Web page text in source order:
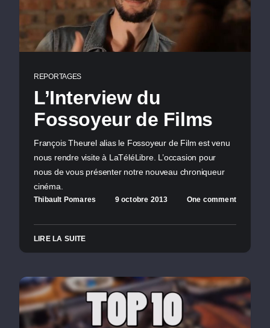
REPORTAGES
L’Interview du
Fossoyeur de Films
François Theurel alias le Fossoyeur de Film est venu
nous rendre visite à LaTéléLibre. L’occasion pour
nous de vous présenter notre nouveau chroniqueur
cinéma.
Thibault Pomares 9 octobre 2013 One comment
LIRE LA SUITE